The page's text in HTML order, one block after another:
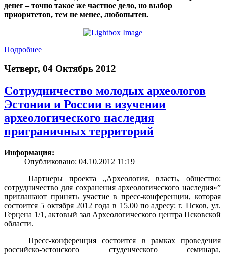
денег – точно такое же частное дело, но выбор
приоритетов, тем не менее, любопытен.
Подробнее
Четверг, 04 Октябрь 2012
Сотрудничество молодых археологов
Эстонии и России в изучении
археологического наследия
приграничных территорий
Информация:
Опубликовано: 04.10.2012 11:19
Партнеры проекта „Археология, власть, общество:
сотрудничество для сохранения археологического наследия»”
приглашают принять участие в пресс-конференции, которая
состоится 5 октября 2012 года в 15.00 по адресу: г. Псков, ул.
Герцена 1/1, актовый зал Археологического центра Псковской
области.
Пресс-конференция состоится в рамках проведения
российско-эстонского студенческого семинара,